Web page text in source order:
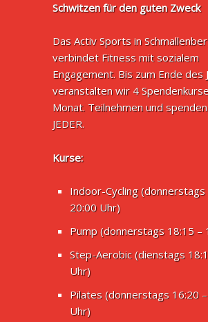
Schwitzen für den guten Zweck
Das Activ Sports in
verbindet Fitness mit sozialem
Engagement. Bis zum Ende des
veranstalten wir 4
Monat. Teilnehmen und
JEDER.
Kurse:
Indoor-Cycling (donnerstags
20:00 Uhr)
Pump (donnerstags 18:15 –
Step-Aerobic (dienstags
Uhr)
Pilates (donnerstags 16:20
Uhr)